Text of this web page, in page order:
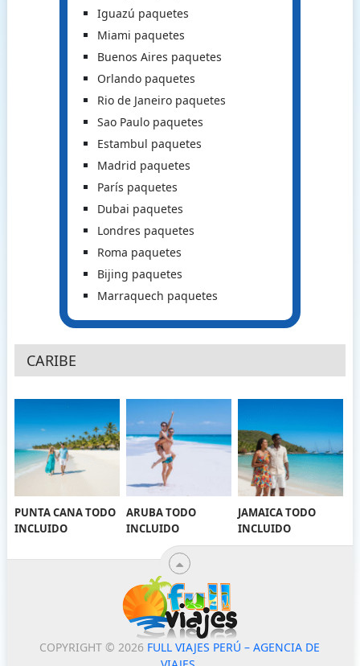
Iguazú paquetes
Miami paquetes
Buenos Aires paquetes
Orlando paquetes
Rio de Janeiro paquetes
Sao Paulo paquetes
Estambul paquetes
Madrid paquetes
París paquetes
Dubai paquetes
Londres paquetes
Roma paquetes
Bijing paquetes
Marraquech paquetes
CARIBE
PUNTA CANA TODO
INCLUIDO
ARUBA TODO
INCLUIDO
JAMAICA TODO
INCLUIDO
COPYRIGHT © 2026 FULL VIAJES PERÚ – AGENCIA DE